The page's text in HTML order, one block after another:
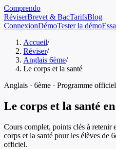
Comprendo
RéviserBrevet & BacTarifsBlog
ConnexionDémoTester la démo
Accueil/
Réviser/
Anglais 6ème/
Le corps et la santé
Anglais · 6ème · Programme officiel
Le corps et la santé en
Cours complet, points clés à retenir
corps et la santé pour les élèves de
officiel.